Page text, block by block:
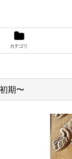
カテゴリ
期〜